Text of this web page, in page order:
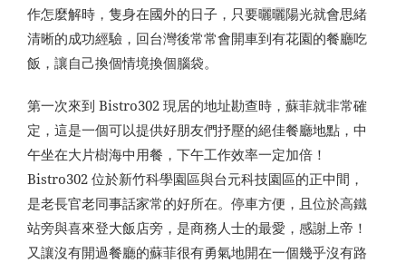
作怎麼解時，隻身在國外的日子，只要曬曬陽光就會思緒
清晰的成功經驗，回台灣後常常會開車到有花園的餐廳吃
飯，讓自己換個情境換個腦袋。
第一次來到 Bistro302 現居的地址勘查時，蘇菲就非常確
定，這是一個可以提供好朋友們抒壓的絕佳餐廳地點，中
午坐在大片樹海中用餐，下午工作效率一定加倍！
Bistro302 位於新竹科學園區與台元科技園區的正中間，
是老長官老同事話家常的好所在。停車方便，且位於高鐵
站旁與喜來登大飯店旁，是商務人士的最愛，感謝上帝！
又讓沒有開過餐廳的蘇菲很有勇氣地開在一個幾乎沒有路